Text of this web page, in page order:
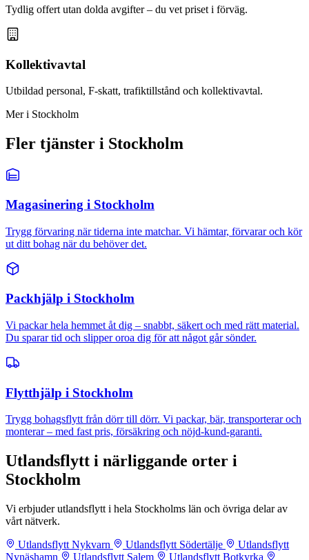
Tydlig offert utan dolda avgifter – du vet priset i förväg.
Kollektivavtal
Utbildad personal, F-skatt, trafiktillstånd och kollektivavtal.
Mer i Stockholm
Fler tjänster i Stockholm
Magasinering i Stockholm
Trygg förvaring när tiderna inte matchar. Vi hämtar, förvarar och kör
ut ditt bohag när du behöver det.
Packhjälp i Stockholm
Vi packar hela hemmet åt dig – snabbt, säkert och med rätt material.
Du sparar tid och slipper oroa dig för att något går sönder.
Flytthjälp i Stockholm
Trygg bohagsflytt från dörr till dörr. Vi packar, bär, transporterar och
monterar – med fast pris, försäkring och nöjd-kund-garanti.
Utlandsflytt i närliggande orter i
Stockholm
Vi erbjuder utlandsflytt i hela Stockholms län och övriga delar av
vårt nätverk.
Utlandsflytt Nykvarn
Utlandsflytt Södertälje
Utlandsflytt
Nynäshamn
Utlandsflytt Salem Utlandsflytt Botkyrka